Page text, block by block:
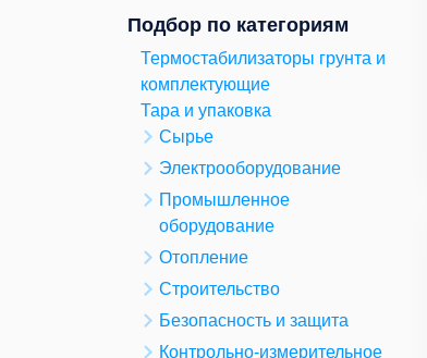
Подбор по категориям
Термостабилизаторы грунта и
комплектующие
Тара и упаковка
Сырье
Электрооборудование
Промышленное
оборудование
Отопление
Строительство
Безопасность и защита
Контрольно-измерительное